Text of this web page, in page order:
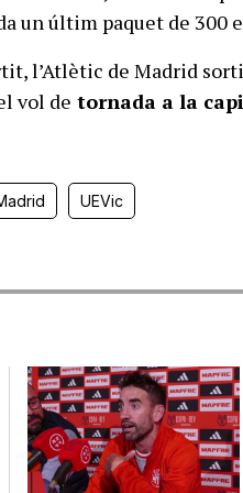
un últim paquet de 300
l’Atlètic de Madrid
vol de tornada a la
UEVic